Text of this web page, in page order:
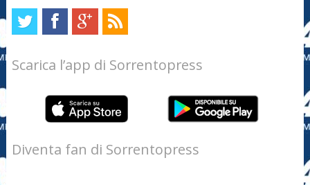
Scarica l’app di Sorrentopress
Diventa fan di Sorrentopress